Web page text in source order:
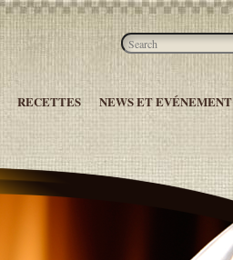
RECETTES NEWS ET EVÉNEMENT